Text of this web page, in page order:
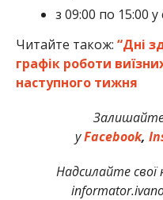
з 09:00 по 15:00 у
Читайте також: “Дні
графік роботи
наступного тижня
уFacebook,
Надсилайте